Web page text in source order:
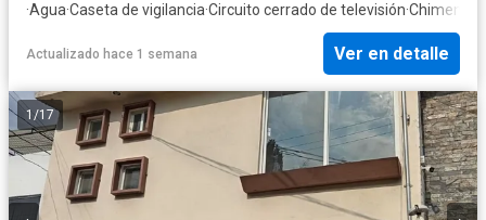
·Agua·Caseta de vigilancia·Circuito cerrado de televisión·Chimenea
Actualizado hace 1 semana Ver en detalle
1/17